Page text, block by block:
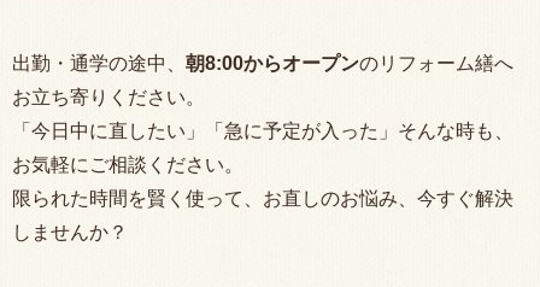
出勤・通学の途中、 朝8:00からオープンのリフォーム繕へ
お立ち寄りください。
「今日中に直したい」「急に予定が入った」そんな時も、
お気軽にご相談ください。
限られた時間を賢く使って、お直しのお悩み、今すぐ解決
しませんか？